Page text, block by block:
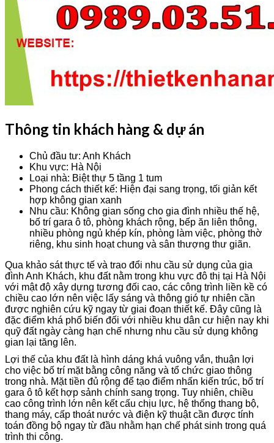
Thông tin khách hàng & dự án
Chủ đầu tư: Anh Khách
Khu vực: Hà Nội
Loại nhà: Biệt thự 5 tầng 1 tum
Phong cách thiết kế: Hiện đại sang trọng, tối giản kết
hợp không gian xanh
Nhu cầu: Không gian sống cho gia đình nhiều thế hệ,
bố trí gara ô tô, phòng khách rộng, bếp ăn liên thông,
nhiều phòng ngủ khép kín, phòng làm việc, phòng thờ
riêng, khu sinh hoạt chung và sân thượng thư giãn.
Qua khảo sát thực tế và trao đổi nhu cầu sử dụng của gia
đình Anh Khách, khu đất nằm trong khu vực đô thị tại Hà Nội
với mật độ xây dựng tương đối cao, các công trình liền kề có
chiều cao lớn nên việc lấy sáng và thông gió tự nhiên cần
được nghiên cứu kỹ ngay từ giai đoạn thiết kế. Đây cũng là
đặc điểm khá phổ biến đối với nhiều khu dân cư hiện nay khi
quỹ đất ngày càng hạn chế nhưng nhu cầu sử dụng không
gian lại tăng lên.
Lợi thế của khu đất là hình dáng khá vuông vắn, thuận lợi
cho việc bố trí mặt bằng công năng và tổ chức giao thông
trong nhà. Mặt tiền đủ rộng để tạo điểm nhấn kiến trúc, bố trí
gara ô tô kết hợp sảnh chính sang trọng. Tuy nhiên, chiều
cao công trình lớn nên kết cấu chịu lực, hệ thống thang bộ,
thang máy, cấp thoát nước và điện kỹ thuật cần được tính
toán đồng bộ ngay từ đầu nhằm hạn chế phát sinh trong quá
trình thi công.